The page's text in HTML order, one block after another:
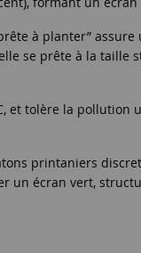
à planter”
se prête à la
et tolère la
printaniers
un écran vert,